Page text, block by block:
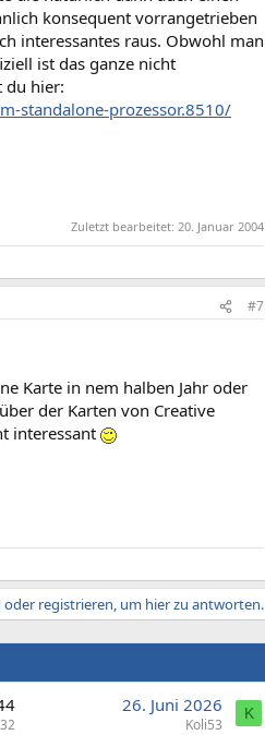
konsequent vorrangetrieben
interessantes raus. Obwohl man
ist das ganze nicht
du hier:
standalone-prozessor.8510/
Zuletzt bearbeitet: 20. Januar 2004
#7
Karte in nem halben Jahr oder
der Karten von Creative
interessant
registrieren, um hier zu antworten.
26. Juni 2026
Koli53
K